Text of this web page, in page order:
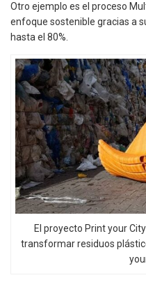
Otro ejemplo es el proceso
enfoque sostenible gracias a
hasta el 80%.
El proyecto Print your
transformar residuos